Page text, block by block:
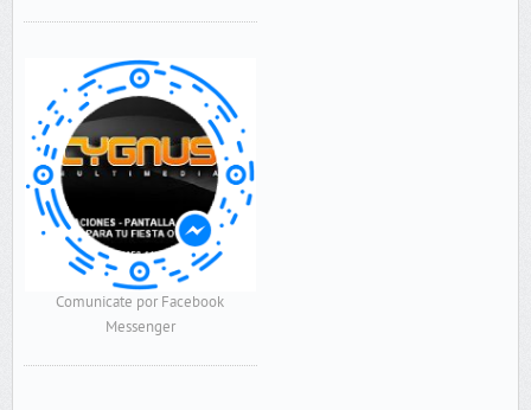
Comunicate por Facebook
Messenger